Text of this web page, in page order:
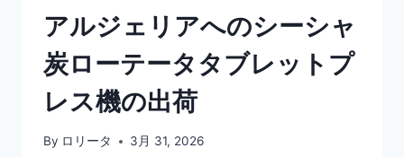
アルジェリアへのシーシャ
炭ローテータタブレットプ
レス機の出荷
By ロリータ 3月 31, 2026